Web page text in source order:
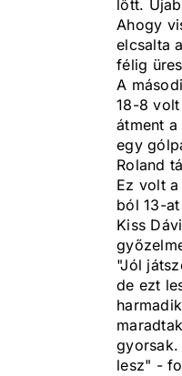
lőtt.
Ahogy
elcsalta
félig
A
18-8
átment
egy
Roland
Ez volt
ból 13-
Kiss
"Jól
de ezt
gyorsak.
lesz" -